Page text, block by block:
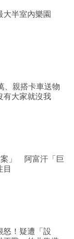
大半室內樂園
、親搭卡車送物
大家就沒我
案」 阿富汗「巨
目
怒！疑遭「設